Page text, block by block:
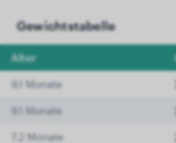
Gewichtstabelle
Alter
9.1 Monate
9.1 Monate
7.2 Monate